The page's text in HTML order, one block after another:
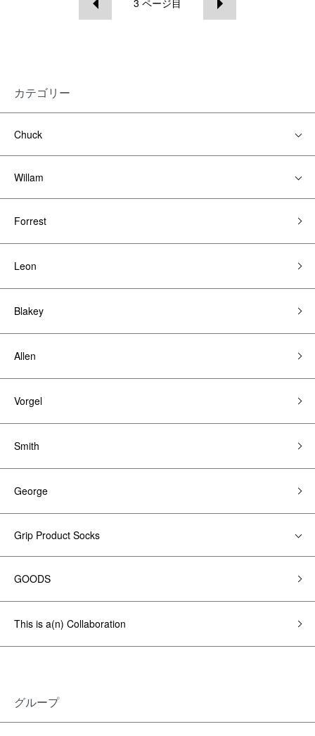
3 ページ目
カテゴリー
Chuck
Willam
Forrest
Leon
Blakey
Allen
Vorgel
Smith
George
Grip Product Socks
GOODS
This is a(n) Collaboration
グループ